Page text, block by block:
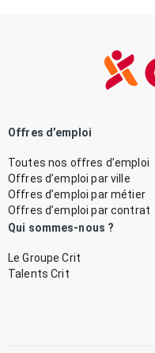
Offres d’emploi
Toutes nos offres d’emploi
Offres d’emploi par ville
Offres d’emploi par métier
Offres d’emploi par contrat
Qui sommes-nous ?
Le Groupe Crit
Talents Crit